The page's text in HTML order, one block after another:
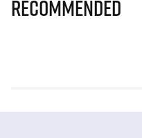
Recommended